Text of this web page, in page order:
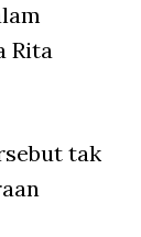
Rita
tak